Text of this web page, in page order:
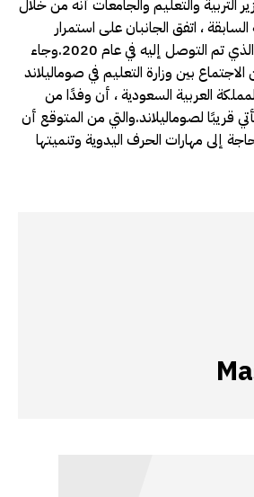
التربية والتعليم والجامعات أنه من خلال
، اتفق الجانبان على استمرار
الاتفاق من حيث المبدأ الذي تم التوصل إليه في عام 2020.وجاء
بين وزارة التعليم في صوماليلاند
العربية السعودية ، أن وفدًا من
قريبًا لصوماليلاند.والتي من المتوقع أن
إلى مهارات الحرف اليدوية وتنميتها